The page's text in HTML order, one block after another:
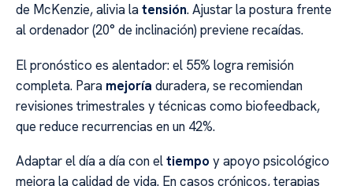
de McKenzie, alivia latensión. Ajustar la postura frente
al ordenador (20° de inclinación) previene recaídas.
El pronóstico es alentador: el 55% logra remisión
completa. Para mejoría duradera, se recomiendan
revisiones trimestrales y técnicas como biofeedback,
que reduce recurrencias en un 42%.
Adaptar el día a día con eltiempo y apoyo psicológico
mejora la calidad de vida. En casos crónicos, terapias